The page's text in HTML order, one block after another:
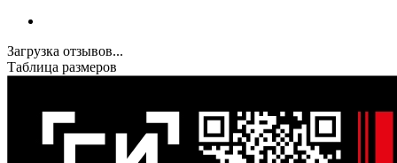
Загрузка отзывов...
Таблица размеров